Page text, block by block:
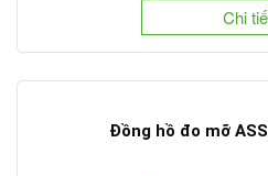
Chi
Đồng hồ đo mỡ